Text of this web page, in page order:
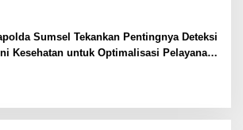
Sumsel Tekankan Pentingnya Deteksi
Kesehatan untuk Optimalisasi Pelayanan